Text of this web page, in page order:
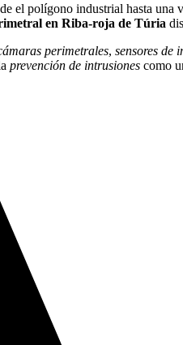
el polígono industrial hasta
en Riba-roja de Túria
perimetrales, sensores de
prevención de intrusiones como